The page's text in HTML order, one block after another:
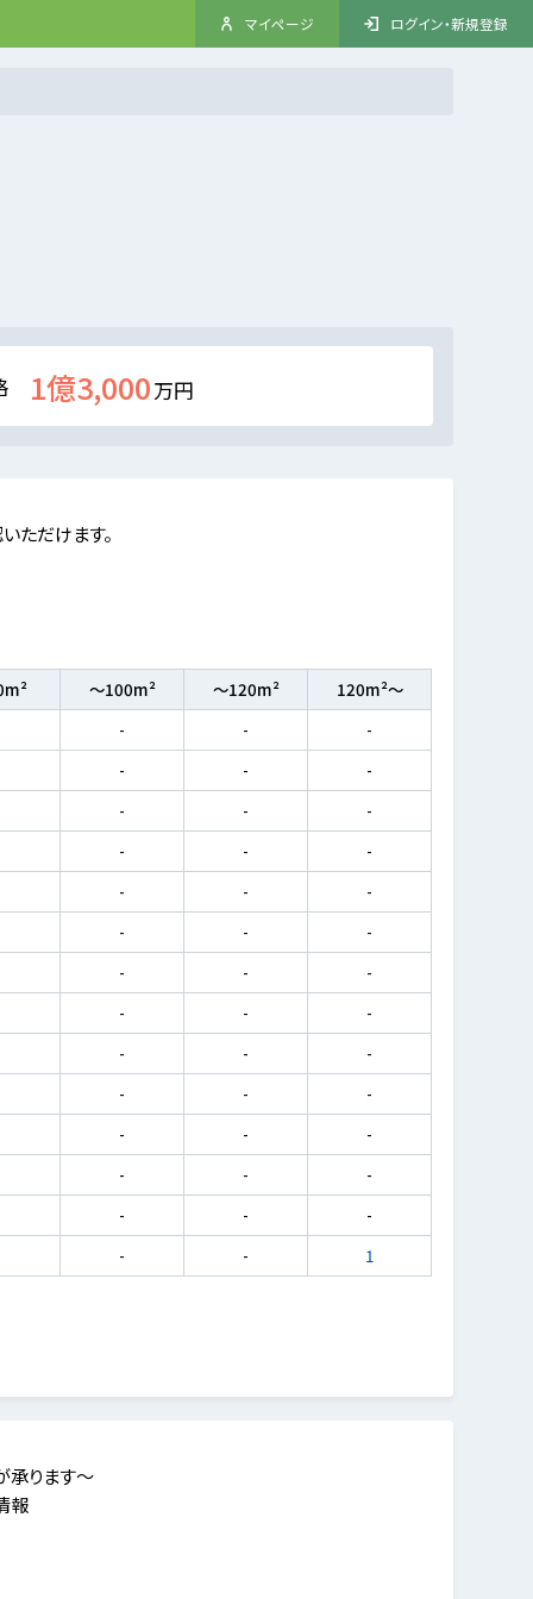
マイページ ログイン・新規登録
1億3,000万円
ただけます。
～100m² ～120m²
120m²～
- -
-
- -
-
- -
-
- -
-
- -
-
- -
-
- -
-
- -
-
- -
-
- -
-
- -
-
- -
-
- -
-
- - 1
承ります～
報